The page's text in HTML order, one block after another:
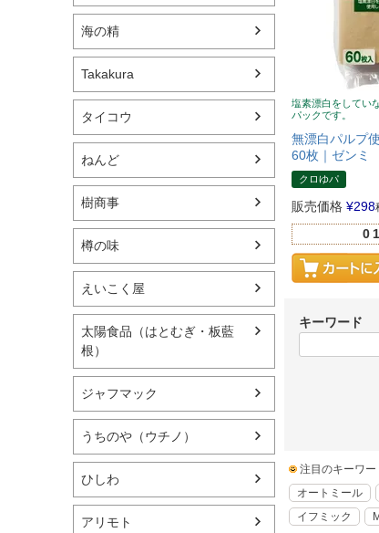
海の精
Takakura
タイコウ
ねんど
樹商事
樽の味
えいこく屋
太陽食品（はとむぎ・板藍
根）
ジャフマック
うちのや（ウチノ）
ひしわ
アリモト
塩素漂白をしてい
パックです。
無漂白パルプ
60枚｜ゼンミ
クロゆパ
販売価格 ¥298
キーワード
注目のキーワー
オートミール
イフミック